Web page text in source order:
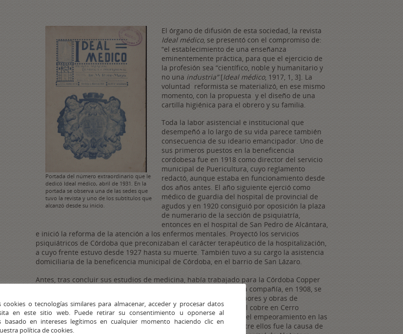
Portada del número extraordinario que le
dedicó Ideal médico, abril de 1931. En la
portada se observa una de las sedes que
tuvo la revista y uno de los subtítulos que
alcanzó desde su inicio.
El órgano de difusión de esta sociedad, la revista
Ideal médico, se presentó con el compromiso de:
“el establecimiento de una enseñanza
eminentemente práctica, para que el ejercicio de
la profesión sea “científico, noble y humanitario y
no una industria”[Ideal médico, 1917, 1, 3]. La
voluntad reformista se materializó, en ese mismo
momento, con la propuesta y el diseño de una
cartilla higiénica para el obrero y su familia.
Toda la labor asistencial e institucional que
desempeñó a lo largo de su vida parece también
consecuencia de su ideario emancipador. Uno de
sus primeros puestos en la beneficencia
cordobesa fue en 1918 como director del servicio
municipal de Puericultura, cuyo reglamento
redactó, aunque estaba en funcionamiento desde
dos años antes. El año siguiente ejerció como
médico de guardia del hospital de provincial de
agudos y en 1920 consiguió por oposición la plaza
de numerario de la sección de psiquiatría,
entonces en el hospital de San Pedro de Alcántara,
e inició la reforma de la atención a los enfermos mentales. Proyectó los servicios
psiquiátricos de Córdoba que preconizaban el carácter terapéutico de la hospitalización,
a cuyo frente estuvo desde 1927 hasta su muerte. También tuvo a su cargo la asistencia
domiciliaria de la beneficencia municipal de Córdoba, en el barrio de San Lázaro.
Antes, tras concluir sus estudios de medicina, había trabajado para la Córdoba Copper
Company, en las minas de Cerro Muriano. Con la llegada de esta compañía, en 1908, se
había activado la extracción de cobre y se llevaron a cabo las labores y obras de
ingeniería de mayor envergadura en la historia de la minería del cobre en Cerro
Muriano; se aumentó la plantilla de trabajadores y se ocasionó el empeoramiento en las
condiciones laborales y sanitarias. El activismo de Ruiz Maya entre ellos fue la causa de
o tecnologías similares para almacenar, acceder y procesar datos
en este sitio web. Puede retirar su consentimiento u oponerse al
basado en intereses legítimos en cualquier momento haciendo clic en
política de cookies.